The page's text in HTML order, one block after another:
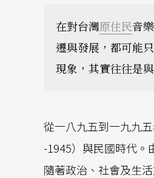
在對台灣原住民音
遷與發展，都可能
現象，其實往往是
從一八九五到一九九
-1945）與民國時代。
隨著政治、社會及生